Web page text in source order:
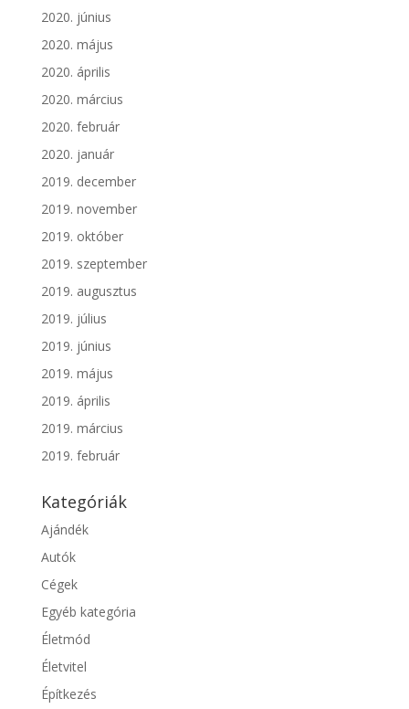
2020. június
2020. május
2020. április
2020. március
2020. február
2020. január
2019. december
2019. november
2019. október
2019. szeptember
2019. augusztus
2019. július
2019. június
2019. május
2019. április
2019. március
2019. február
Kategóriák
Ajándék
Autók
Cégek
Egyéb kategória
Életmód
Életvitel
Építkezés